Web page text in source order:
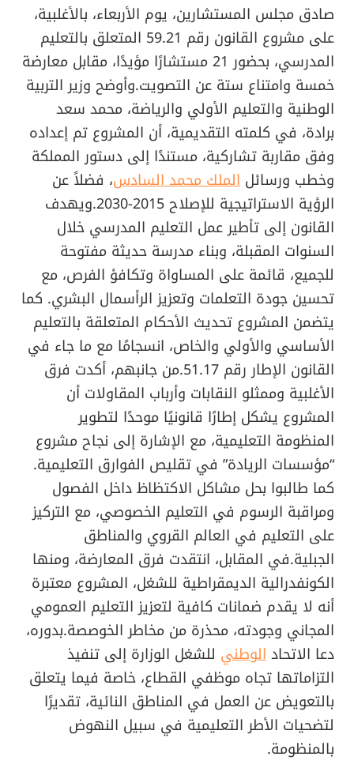
صادق مجلس المستشارين، يوم الأربعاء، بالأغلبية،
على مشروع القانون رقم 59.21 المتعلق بالتعليم
المدرسي، بحضور 21 مستشارًا مؤيدًا، مقابل معارضة
خمسة وامتناع ستة عن التصويت.وأوضح وزير التربية
الوطنية والتعليم الأولي والرياضة، محمد سعد
برادة، في كلمته التقديمية، أن المشروع تم إعداده
وفق مقاربة تشاركية، مستندًا إلى دستور المملكة
وخطب ورسائل الملك محمد السادس، فضلاً عن
الرؤية الاستراتيجية للإصلاح 2015-2030.ويهدف
القانون إلى تأطير عمل التعليم المدرسي خلال
السنوات المقبلة، وبناء مدرسة حديثة مفتوحة
للجميع، قائمة على المساواة وتكافؤ الفرص، مع
تحسين جودة التعلمات وتعزيز الرأسمال البشري. كما
يتضمن المشروع تحديث الأحكام المتعلقة بالتعليم
الأساسي والأولي والخاص، انسجامًا مع ما جاء في
القانون الإطار رقم 51.17.من جانبهم، أكدت فرق
الأغلبية وممثلو النقابات وأرباب المقاولات أن
المشروع يشكل إطارًا قانونيًا موحدًا لتطوير
المنظومة التعليمية، مع الإشارة إلى نجاح مشروع
“مؤسسات الريادة” في تقليص الفوارق التعليمية.
كما طالبوا بحل مشاكل الاكتظاظ داخل الفصول
ومراقبة الرسوم في التعليم الخصوصي، مع التركيز
على التعليم في العالم القروي والمناطق
الجبلية.في المقابل، انتقدت فرق المعارضة، ومنها
الكونفدرالية الديمقراطية للشغل، المشروع معتبرة
أنه لا يقدم ضمانات كافية لتعزيز التعليم العمومي
المجاني وجودته، محذرة من مخاطر الخوصصة.بدوره،
دعا الاتحادالوطني للشغل الوزارة إلى تنفيذ
التزاماتها تجاه موظفي القطاع، خاصة فيما يتعلق
بالتعويض عن العمل في المناطق النائية، تقديرًا
لتضحيات الأطر التعليمية في سبيل النهوض
بالمنظومة.